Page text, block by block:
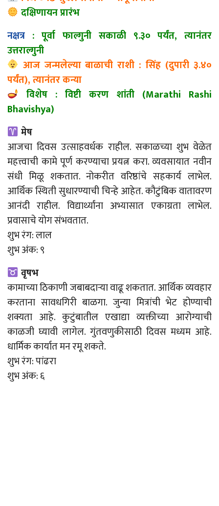
दक्षिणायन प्रारंभ
नक्षत्र : पूर्वा फाल्गुनी सकाळी ९.३० पर्यंत, त्यानंतर
उत्तराल्गुनी
आज जन्मलेल्या बाळाची राशी : सिंह (दुपारी ३.४०
पर्यंत), त्यानंतर कन्या
विशेष : विष्टी करण शांती (Marathi Rashi
Bhavishya)
मेष
आजचा दिवस उत्साहवर्धक राहील. सकाळच्या शुभ वेळेत
महत्त्वाची कामे पूर्ण करण्याचा प्रयत्न करा. व्यवसायात नवीन
संधी मिळू शकतात. नोकरीत वरिष्ठांचे सहकार्य लाभेल.
आर्थिक स्थिती सुधारण्याची चिन्हे आहेत. कौटुंबिक वातावरण
आनंदी राहील. विद्यार्थ्यांना अभ्यासात एकाग्रता लाभेल.
प्रवासाचे योग संभवतात.
शुभ रंग: लाल
शुभ अंक: ९
वृषभ
कामाच्या ठिकाणी जबाबदाऱ्या वाढू शकतात. आर्थिक व्यवहार
करताना सावधगिरी बाळगा. जुन्या मित्रांची भेट होण्याची
शक्यता आहे. कुटुंबातील एखाद्या व्यक्तीच्या आरोग्याची
काळजी घ्यावी लागेल. गुंतवणुकीसाठी दिवस मध्यम आहे.
धार्मिक कार्यात मन रमू शकते.
शुभ रंग: पांढरा
शुभ अंक: ६